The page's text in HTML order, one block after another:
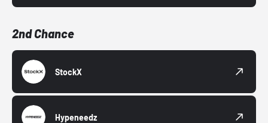
2nd Chance
StockX
Hypeneedz